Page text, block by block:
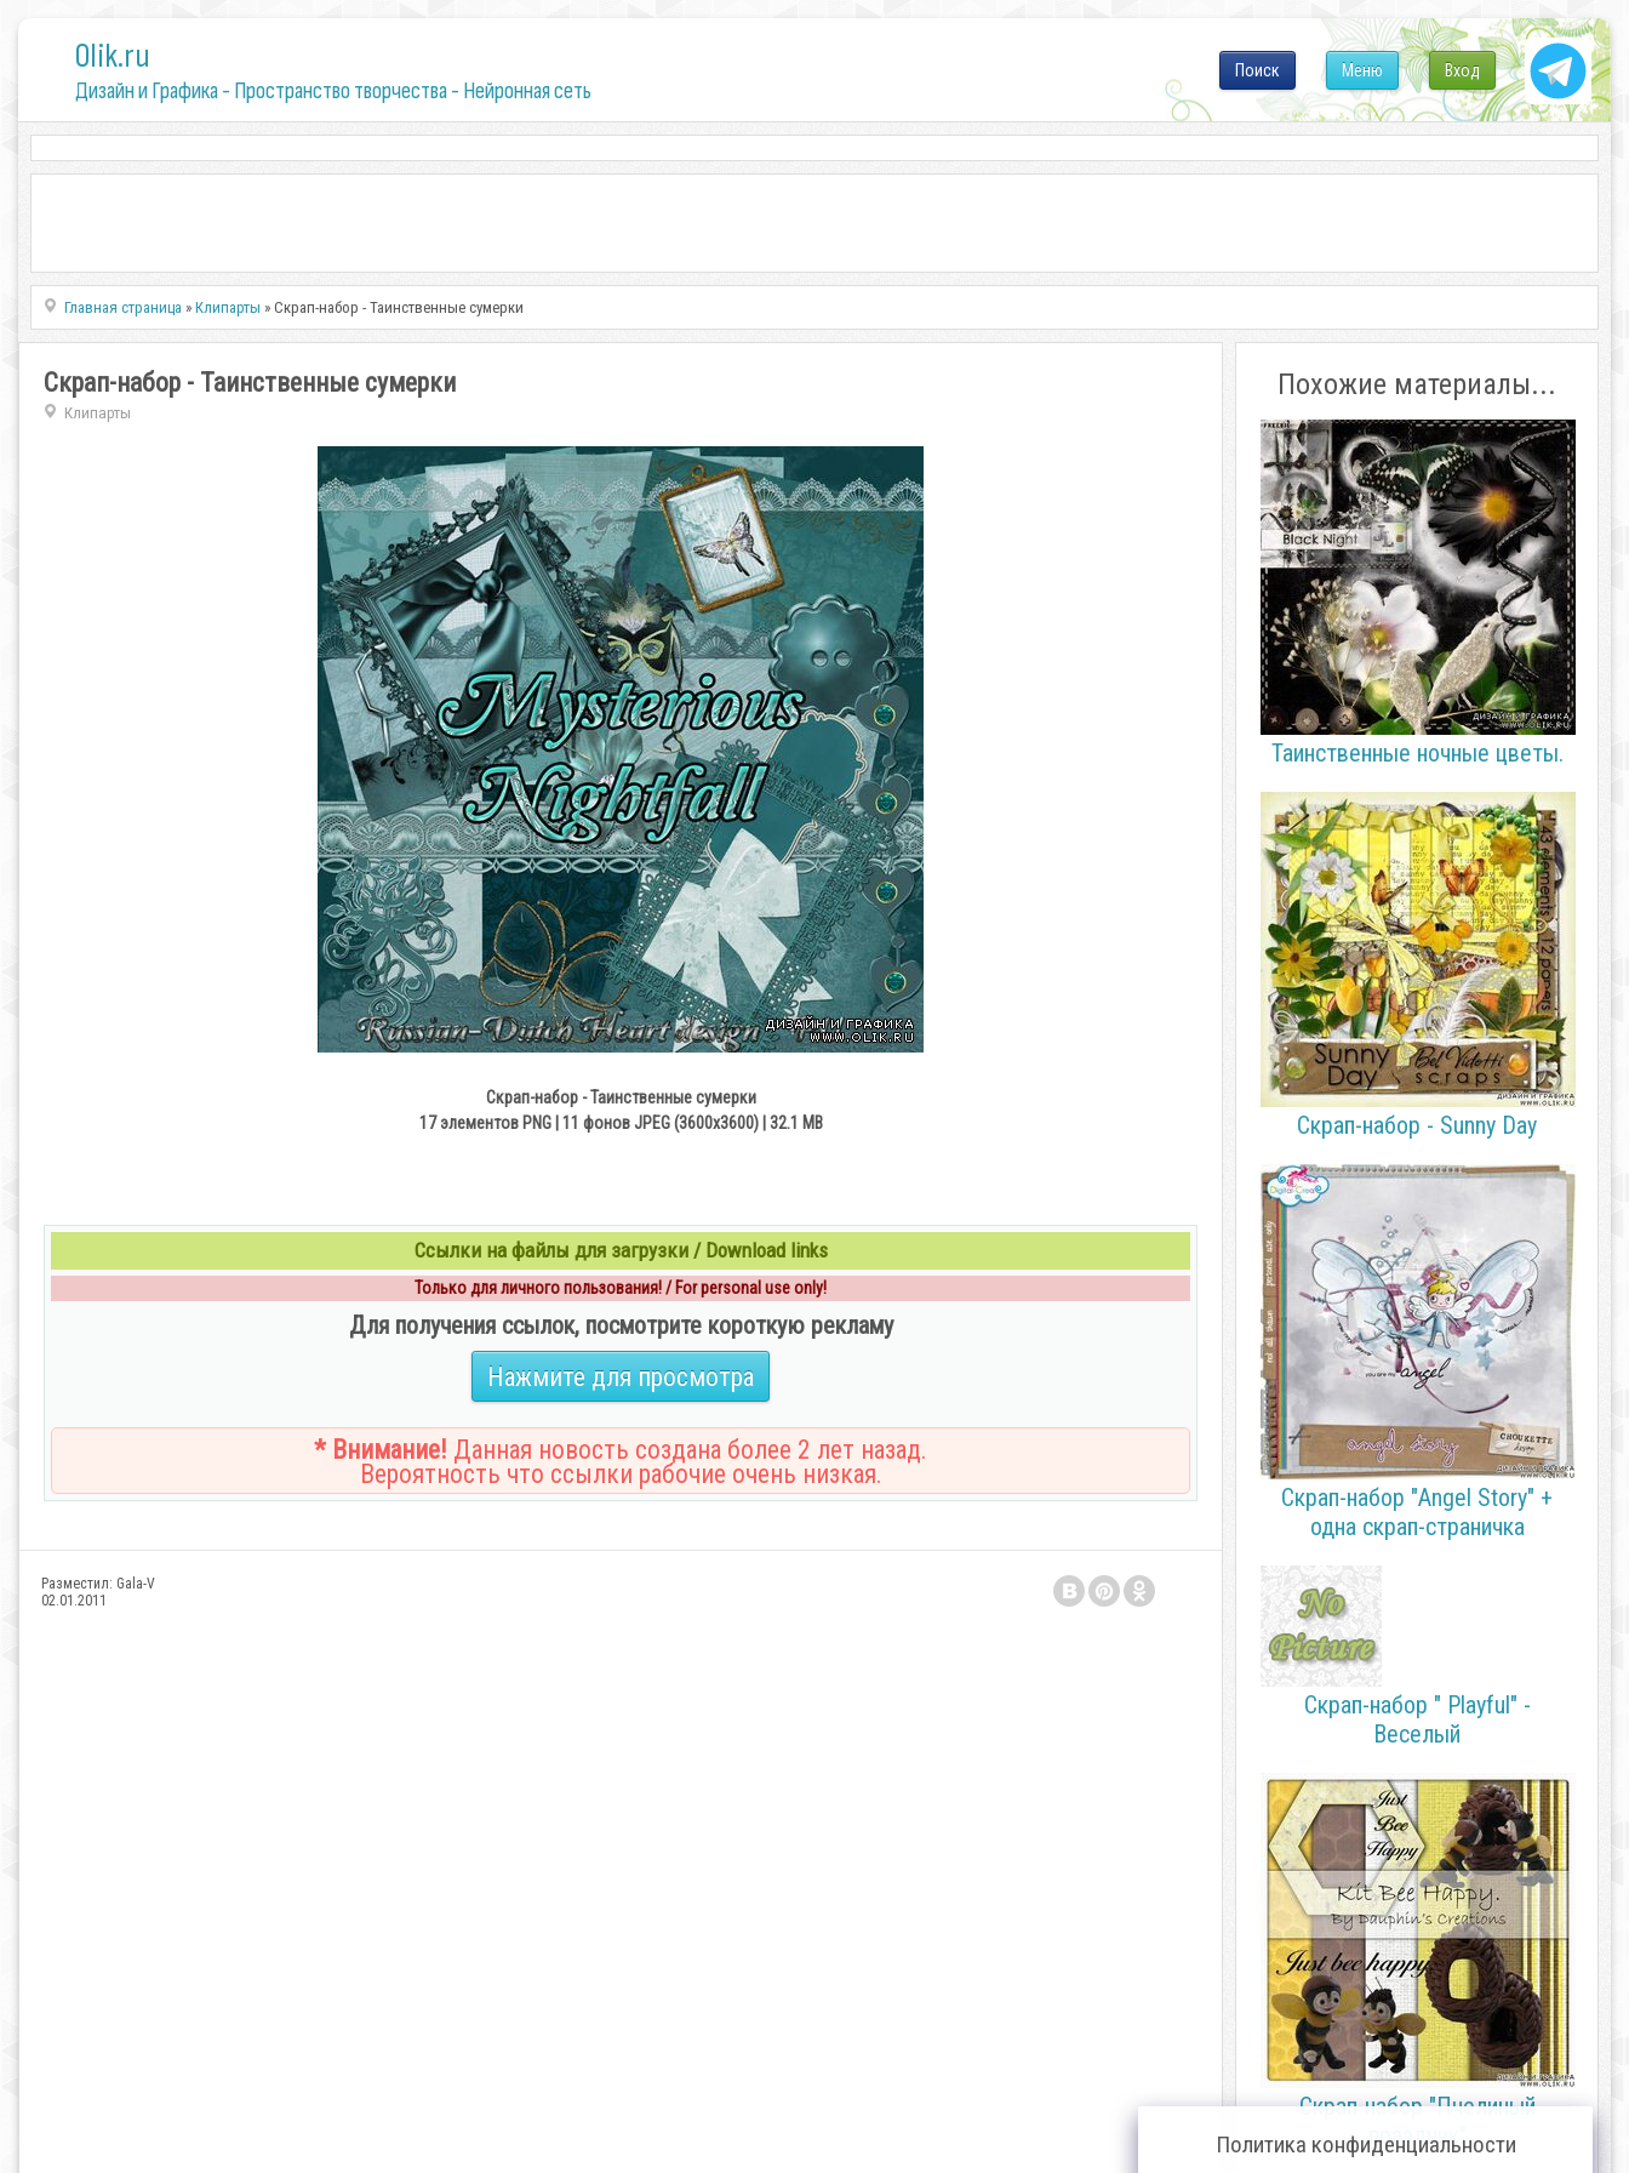
0lik.ru
Дизайн и Графика - Пространство творчества - Нейронная сеть
Вход
Меню
Поиск
Главная страница »Клипарты » Скрап-набор - Таинственные сумерки
Скрап-набор - Таинственные сумерки
Клипарты
Скрап-набор - Таинственные сумерки
17 элементов PNG | 11 фонов JPEG (3600х3600) | 32.1 MB
Ссылки на файлы для загрузки / Download links
Только для личного пользования! / For personal use only!
Для получения ссылок, посмотрите короткую рекламу
Нажмите для просмотра
* Внимание! Данная новость создана более 2 лет назад.
Вероятность что ссылки рабочие очень низкая.
Разместил: Gala-V
02.01.2011
Похожие материалы...
Таинственные ночные цветы.
Скрап-набор - Sunny Day
Скрап-набор "Angel Story" +
одна скрап-страничка
Скрап-набор " Playful" -
Веселый
Скрап-набор "Пчелиный
праздник"
Политика конфиденциальности